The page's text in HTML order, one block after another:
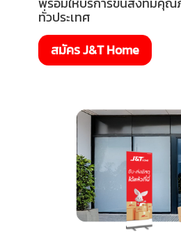
ทั่วประเทศ
สมัคร J&T Home